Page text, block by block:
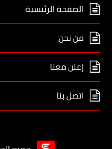
الصفحة الرئيسية
من نحن
إعلن معنا
اتصل بنا